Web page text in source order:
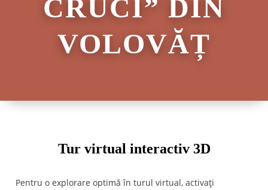
CRUCI” DIN
VOLOVĂȚ
Tur virtual interactiv 3D
Pentru o explorare optimă în turul virtual, activați